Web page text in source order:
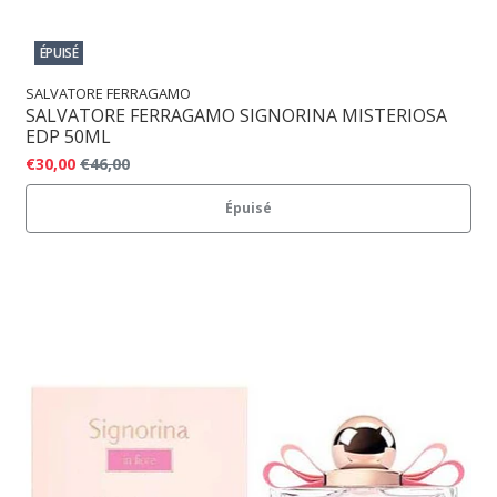
ÉPUISÉ
SALVATORE FERRAGAMO
SALVATORE FERRAGAMO SIGNORINA MISTERIOSA
EDP 50ML
€30,00 €46,00
Épuisé